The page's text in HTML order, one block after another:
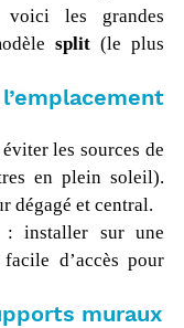
voici les grandes
split (le plus
les sources de
en plein soleil).
dégagé et central.
: installer sur une
facile d’accès pour
muraux